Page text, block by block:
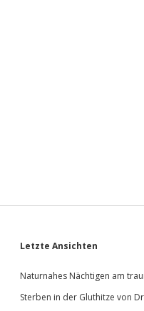
Sidebar
Letzte Ansichten
Naturnahes Nächtigen am
Sterben in der Gluthitze von